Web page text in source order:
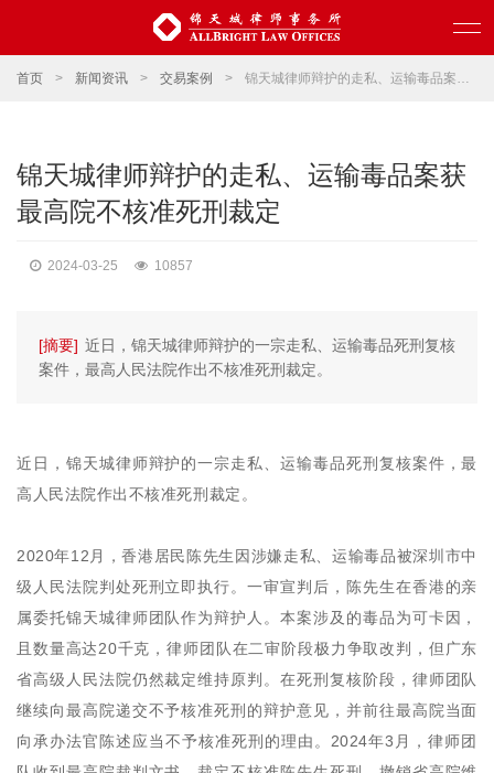
首页 > 新闻资讯 > 交易案例 > 锦天城律师辩护的走私、运输毒品案获最高院不核准死刑裁定
锦天城律师辩护的走私、运输毒品案获
最高院不核准死刑裁定
2024-03-25 10857
[摘要] 近日，锦天城律师辩护的一宗走私、运输毒品死刑复核
案件，最高人民法院作出不核准死刑裁定。
近日，锦天城律师辩护的一宗走私、运输毒品死刑复核案件，最
高人民法院作出不核准死刑裁定。
2020年12月，香港居民陈先生因涉嫌走私、运输毒品被深圳市中
级人民法院判处死刑立即执行。一审宣判后，陈先生在香港的亲
属委托锦天城律师团队作为辩护人。本案涉及的毒品为可卡因，
且数量高达20千克，律师团队在二审阶段极力争取改判，但广东
省高级人民法院仍然裁定维持原判。在死刑复核阶段，律师团队
继续向最高院递交不予核准死刑的辩护意见，并前往最高院当面
向承办法官陈述应当不予核准死刑的理由。2024年3月，律师团